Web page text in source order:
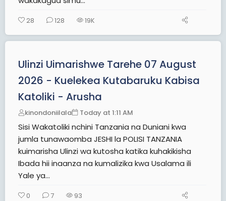
28 128 19K
Ulinzi Uimarishwe Tarehe 07 August
2026 - Kuelekea Kutabaruku Kabisa
Katoliki - Arusha
kinondoniilala Today at 1:11 AM
Sisi Wakatoliki nchini Tanzania na Duniani kwa
jumla tunawaomba JESHI la POLISI TANZANIA
kuimarisha Ulinzi wa kutosha katika kuhakikisha
Ibada hii inaanza na kumalizika kwa Usalama ili
Yale ya...
0 7 93